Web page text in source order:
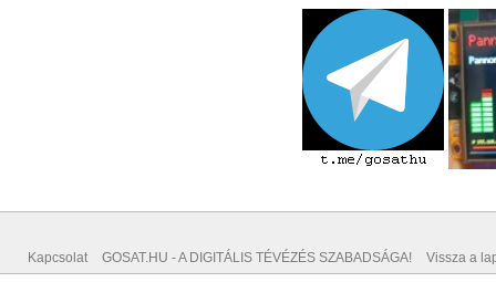
Kapcsolat GOSAT.HU - A DIGITÁLIS TÉVÉZÉS SZABADSÁGA! Vissza a